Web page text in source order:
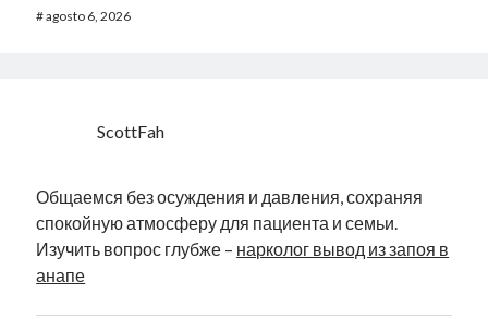
#agosto 6, 2026
ScottFah
Общаемся без осуждения и давления, сохраняя
спокойную атмосферу для пациента и семьи.
Изучить вопрос глубже – нарколог вывод из запоя в
анапе